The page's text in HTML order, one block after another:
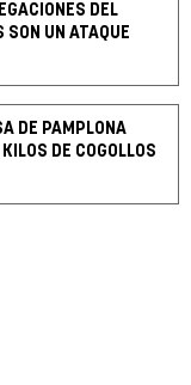
DEL
SON UN ATAQUE
DE PAMPLONA
DE COGOLLOS